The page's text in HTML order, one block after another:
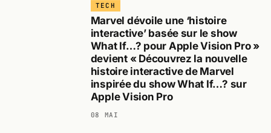
TECH
Marvel dévoile une ‘histoire
interactive’ basée sur le show
What If…? pour Apple Vision Pro »
devient « Découvrez la nouvelle
histoire interactive de Marvel
inspirée du show What If…? sur
Apple Vision Pro
08 MAI